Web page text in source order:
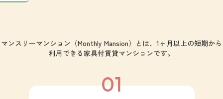
マンスリーマンション（Monthly Mansion）とは、1ヶ月以上の短期から
利用できる家具付賃貸マンションです。
01